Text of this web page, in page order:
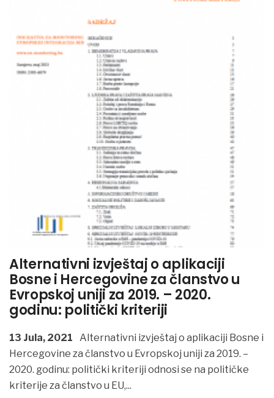
Alternativni izvještaj o aplikaciji
Bosne i Hercegovine za članstvo u
Evropskoj uniji za 2019. – 2020.
godinu: politički kriteriji
13 Jula, 2021
Alternativni izvještaj o aplikaciji Bosne i
Hercegovine za članstvo u Evropskoj uniji za 2019. –
2020. godinu: politički kriteriji odnosi se na političke
kriterije za članstvo u EU,...